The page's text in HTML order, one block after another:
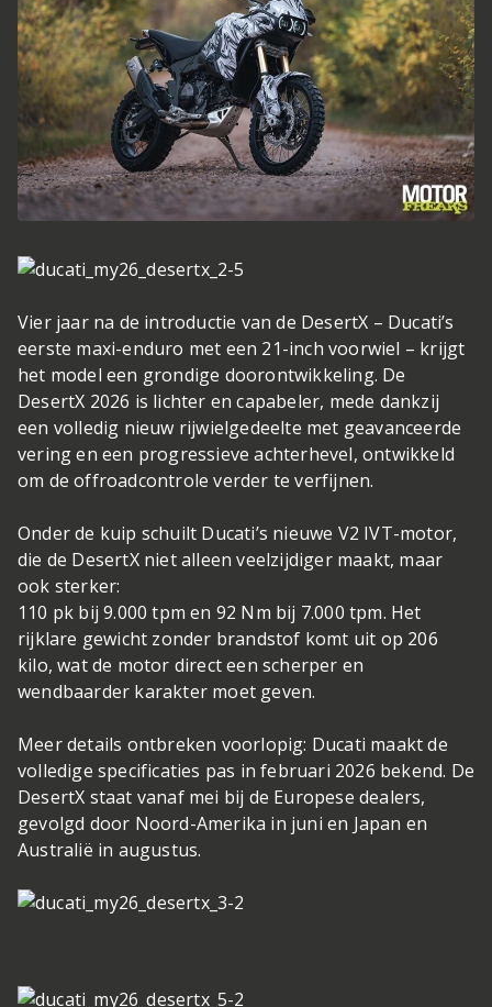
Vier jaar na de introductie van de DesertX – Ducati’s
eerste maxi-enduro met een 21-inch voorwiel – krijgt
het model een grondige doorontwikkeling. De
DesertX 2026 is lichter en capabeler, mede dankzij
een volledig nieuw rijwielgedeelte met geavanceerde
vering en een progressieve achterhevel, ontwikkeld
om de offroadcontrole verder te verfijnen.
Onder de kuip schuilt Ducati’s nieuwe V2 IVT-motor,
die de DesertX niet alleen veelzijdiger maakt, maar
ook sterker:
110 pk bij 9.000 tpm en 92 Nm bij 7.000 tpm. Het
rijklare gewicht zonder brandstof komt uit op 206
kilo, wat de motor direct een scherper en
wendbaarder karakter moet geven.
Meer details ontbreken voorlopig: Ducati maakt de
volledige specificaties pas in februari 2026 bekend. De
DesertX staat vanaf mei bij de Europese dealers,
gevolgd door Noord-Amerika in juni en Japan en
Australië in augustus.